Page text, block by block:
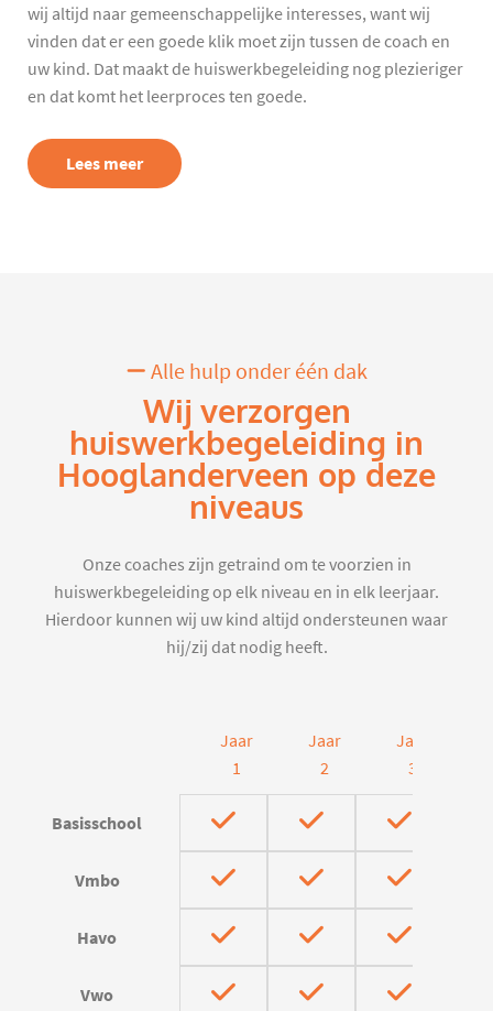
wij altijd naar gemeenschappelijke interesses, want wij
vinden dat er een goede klik moet zijn tussen de coach en
uw kind. Dat maakt de huiswerkbegeleiding nog plezieriger
en dat komt het leerproces ten goede.
Lees meer
Alle hulp onder één dak
Wij verzorgen
huiswerkbegeleiding in
Hooglanderveen op deze
niveaus
Onze coaches zijn getraind om te voorzien in
huiswerkbegeleiding op elk niveau en in elk leerjaar.
Hierdoor kunnen wij uw kind altijd ondersteunen waar
hij/zij dat nodig heeft.
Jaar
1
Jaar
2
Jaar
3
Basisschool
Vmbo
Havo
Vwo